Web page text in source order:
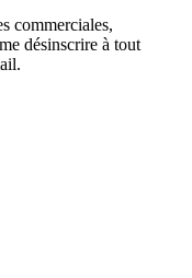
commerciales,
désinscrire à tout